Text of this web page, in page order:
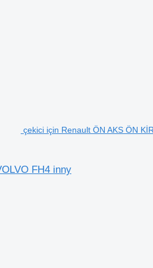
çekici için Renault ÖN AKS ÖN
FH4 inny